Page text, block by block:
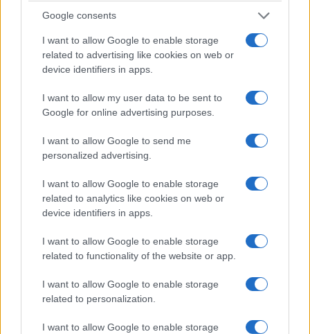
Google consents
I want to allow Google to enable storage
related to advertising like cookies on web or
device identifiers in apps.
I want to allow my user data to be sent to
Google for online advertising purposes.
I want to allow Google to send me
personalized advertising.
I want to allow Google to enable storage
related to analytics like cookies on web or
device identifiers in apps.
I want to allow Google to enable storage
related to functionality of the website or app.
I want to allow Google to enable storage
related to personalization.
I want to allow Google to enable storage
Την ίδια περίοδο (1986) που κυριαρχούσε στο
νεαρόκοσμο, δεν δίστασε να παίξει και στον
ΜελισσοκόμοτουΘόδωρου Αγγελόπουλου
Υπήρχαν όμως και οι «ζόρικες στιγμές» στα
επαγγελματικά του. «Το 1988, το
Θέατροθα ανέβαζε τοΡωμαίος και Ιουλιέτα
Πέρασα από οντισιόν, ήμουν στους δύο
επικρατέστερους για το ρόλο σκηνοθέτης με
ήθελε, αλλά τελικά με έκοψε το Διοικητικό
είχα κάνει εμπορικές ταινίες», είχε
εξομολογηθεί.